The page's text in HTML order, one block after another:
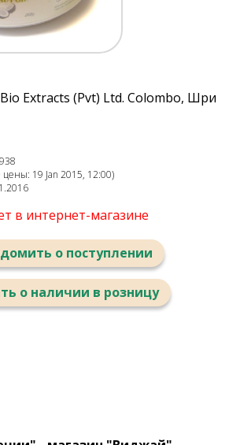
Extracts (Pvt) Ltd. Colombo, Шри
19 Jan 2015, 12:00)
в интернет-магазине
о поступлении
о наличии в розницу